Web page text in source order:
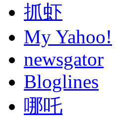
抓虾
My Yahoo!
newsgator
Bloglines
哪吒